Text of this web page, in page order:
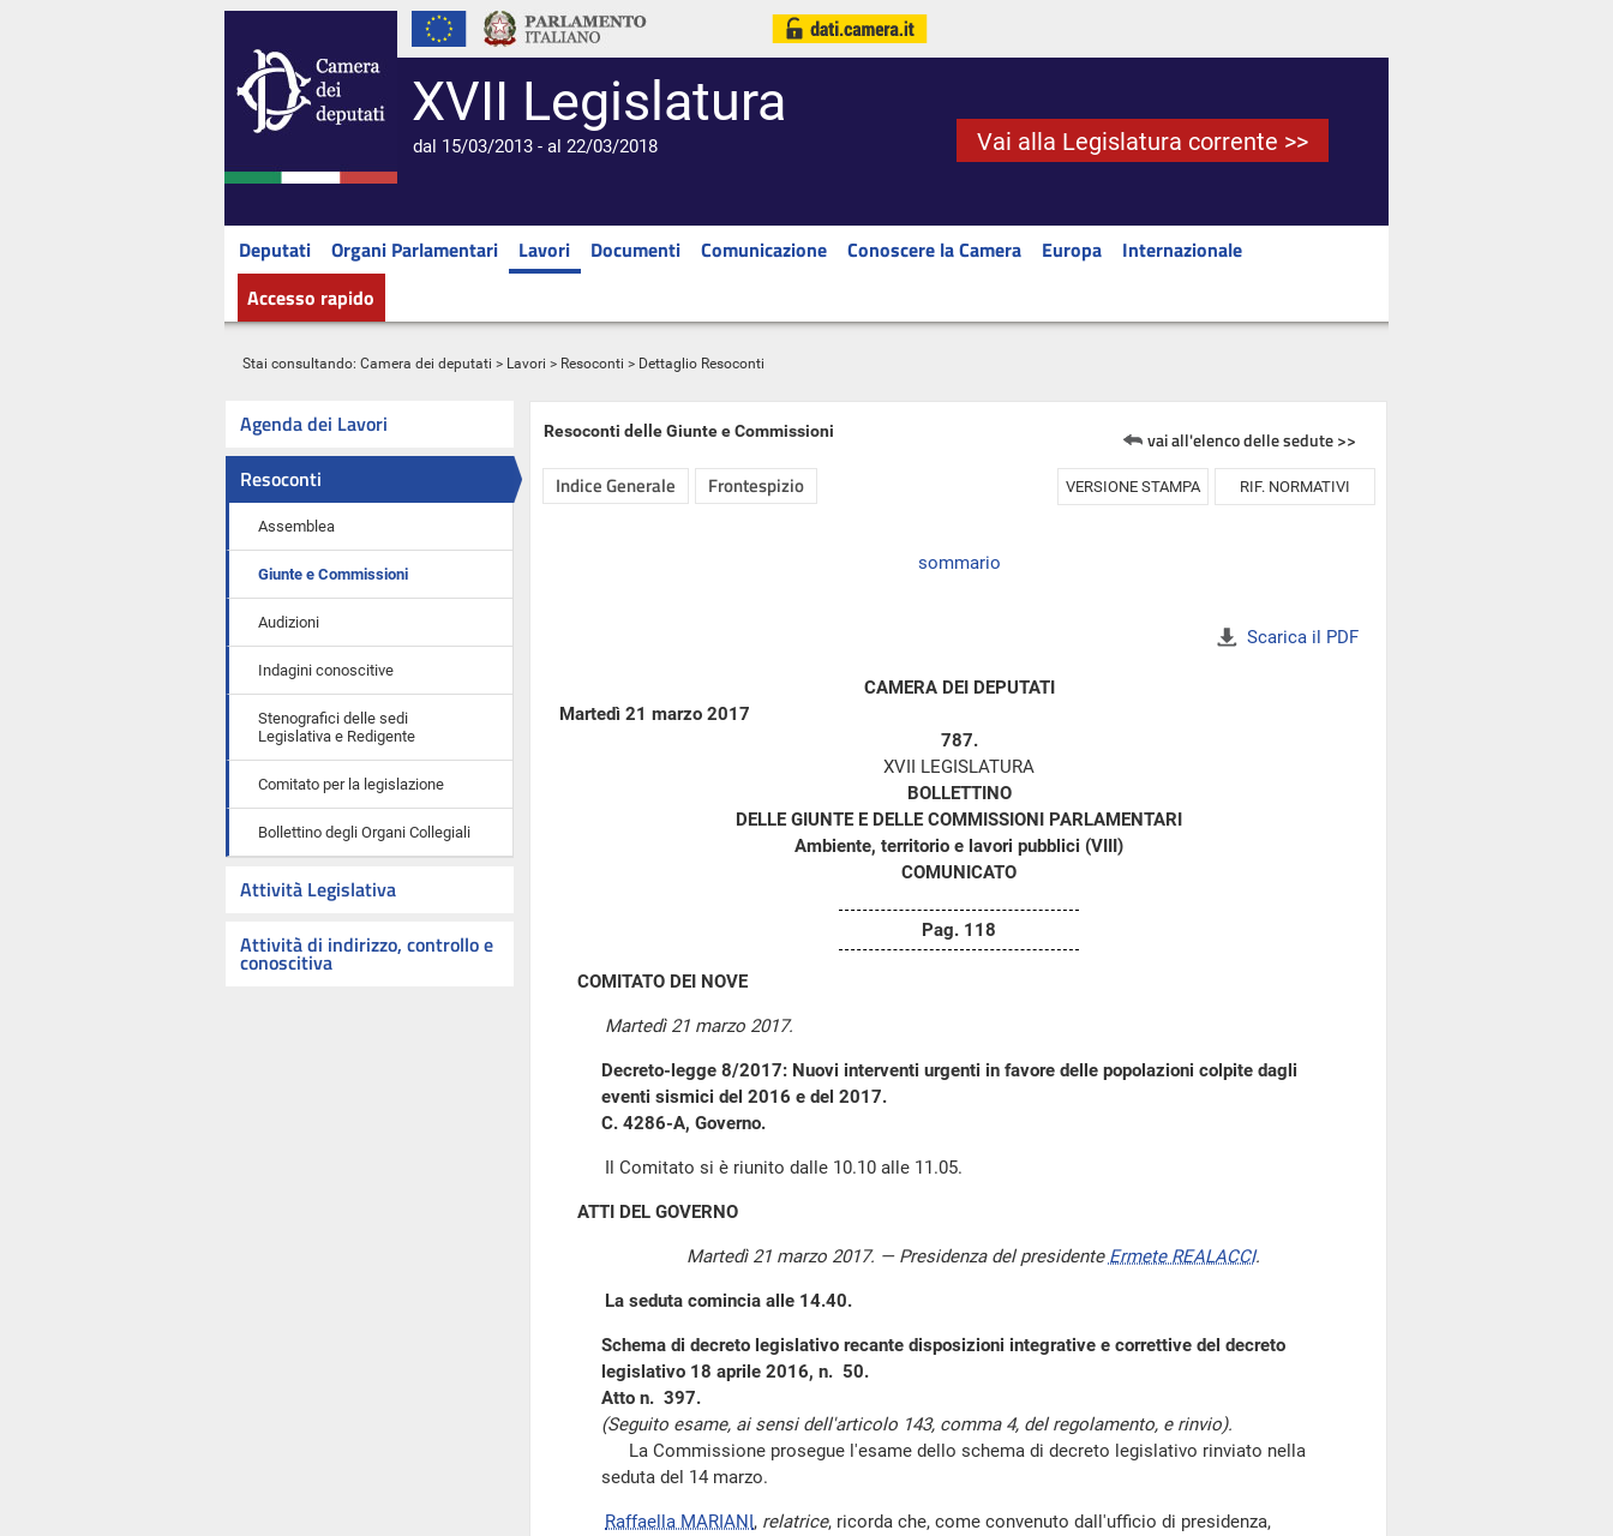
XVII Legislatura
dal 15/03/2013 - al 22/03/2018 Vai alla Legislatura corrente >>
Deputati Organi Parlamentari Lavori Documenti Comunicazione Conoscere la Camera Europa
Internazionale
Accesso rapido
Stai consultando: Camera dei deputati > Lavori > Resoconti > Dettaglio Resoconti
Agenda dei Lavori
Resoconti
Assemblea
Giunte e Commissioni
Audizioni
Indagini conoscitive
Stenografici delle sedi
Legislativa e Redigente
Comitato per la legislazione
Bollettino degli Organi Collegiali
Attività Legislativa
Attività di indirizzo, controllo e
conoscitiva
Resoconti delle Giunte e Commissioni vai all'elenco delle sedute >>
Indice Generale Frontespizio VERSIONE STAMPA RIF. NORMATIVI
sommario
Scarica il PDF
CAMERA DEI DEPUTATI
Martedì 21 marzo 2017
787.
XVII LEGISLATURA
BOLLETTINO
DELLE GIUNTE E DELLE COMMISSIONI PARLAMENTARI
Ambiente, territorio e lavori pubblici (VIII)
COMUNICATO
Pag. 118
COMITATO DEI NOVE
Martedì 21 marzo 2017.
Decreto-legge 8/2017: Nuovi interventi urgenti in favore delle popolazioni colpite dagli
eventi sismici del 2016 e del 2017.
C. 4286-A, Governo.
Il Comitato si è riunito dalle 10.10 alle 11.05.
ATTI DEL GOVERNO
Martedì 21 marzo 2017. — Presidenza del presidente Ermete REALACCI.
La seduta comincia alle 14.40.
Schema di decreto legislativo recante disposizioni integrative e correttive del decreto
legislativo 18 aprile 2016, n. 50.
Atto n. 397.
(Seguito esame, ai sensi dell'articolo 143, comma 4, del regolamento, e rinvio).
La Commissione prosegue l'esame dello schema di decreto legislativo rinviato nella
seduta del 14 marzo.
Raffaella MARIANI, relatrice, ricorda che, come convenuto dall'ufficio di presidenza,